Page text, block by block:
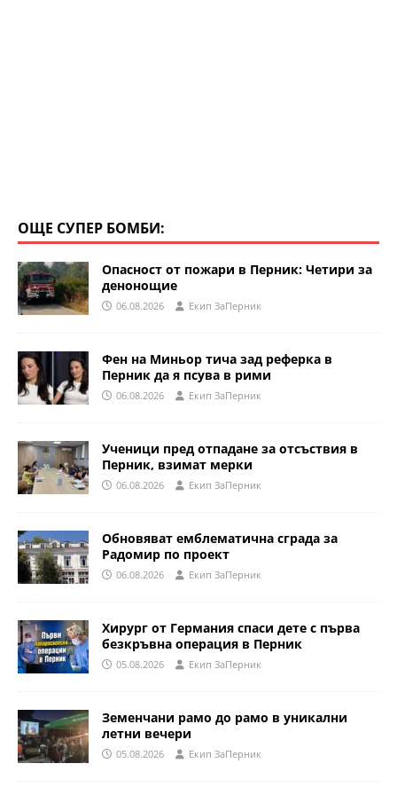
ОЩЕ СУПЕР БОМБИ:
Опасност от пожари в Перник: Четири за
денонощие
06.08.2026 Eкип ЗаПерник
Фен на Миньор тича зад реферка в
Перник да я псува в рими
06.08.2026 Eкип ЗаПерник
Ученици пред отпадане за отсъствия в
Перник, взимат мерки
06.08.2026 Eкип ЗаПерник
Обновяват емблематична сграда за
Радомир по проект
06.08.2026 Eкип ЗаПерник
Хирург от Германия спаси дете с първа
безкръвна операция в Перник
05.08.2026 Eкип ЗаПерник
Земенчани рамо до рамо в уникални
летни вечери
05.08.2026 Eкип ЗаПерник